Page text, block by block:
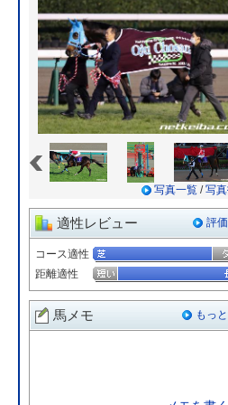
写真一覧 /写
適性レビュー 評
コース適性
距離適性
馬メモ もっ